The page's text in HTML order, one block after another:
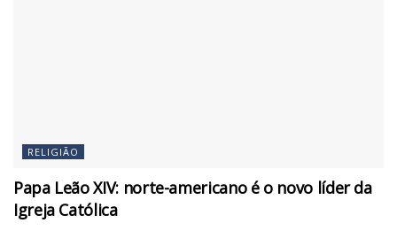
RELIGIÃO
Papa Leão XIV: norte-americano é o novo líder da
Igreja Católica